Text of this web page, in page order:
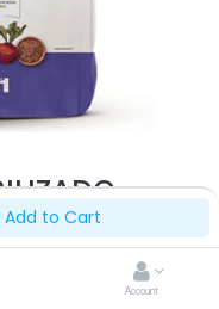
Add to Cart
Account